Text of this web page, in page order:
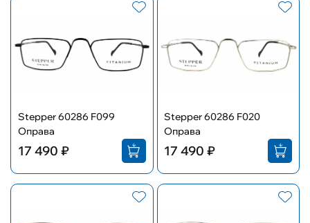
Stepper 60286 F099
Оправа
17 490 ₽
Stepper 60286 F020
Оправа
17 490 ₽